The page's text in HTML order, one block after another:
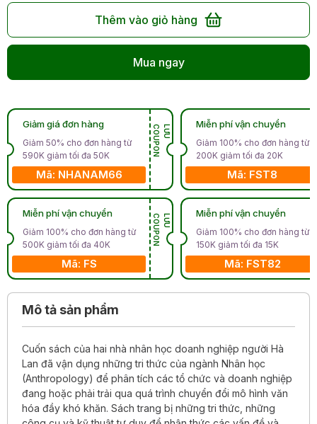
Thêm vào giỏ hàng
Mua ngay
Giảm giá đơn hàng
Giảm 50% cho đơn hàng từ
590K giảm tối đa 50K
Mã: NHANAM66
L
Ư
U
C
O
U
P
O
N
Miễn phí vận chuyển
Giảm 100% cho đơn hàng từ
500K giảm tối đa 40K
Mã: FS
L
Ư
U
C
O
U
P
O
N
Miễn phí vận chuyển
Giảm 100% cho đơn hàng từ
200K giảm tối đa 20K
Mã: FST8
Miễn phí vận chuyển
Giảm 100% cho đơn hàng từ
150K giảm tối đa 15K
Mã: FST82
Mô tả sản phẩm
Cuốn sách của hai nhà nhân học doanh nghiệp người Hà
Lan đã vận dụng những tri thức của ngành Nhân học
(Anthropology) để phân tích các tổ chức và doanh nghiệp
đang hoặc phải trải qua quá trình chuyển đổi mô hình văn
hóa đầy khó khăn. Sách trang bị những tri thức, những